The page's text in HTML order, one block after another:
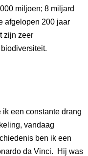
miljoen; 8 miljard
afgelopen 200 jaar
zijn zeer
een constante drang
vandaag
ben ik een
da Vinci. Hij was